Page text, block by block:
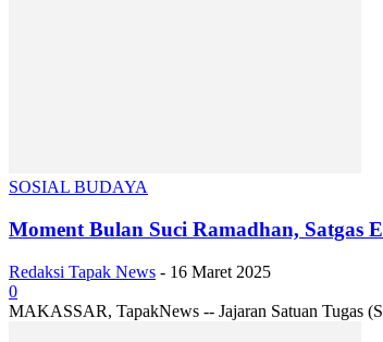
SOSIAL BUDAYA
Moment Bulan Suci Ramadhan, Satgas
Redaksi Tapak News - 16 Maret 2025
0
MAKASSAR, TapakNews -- Jajaran Satuan Tugas